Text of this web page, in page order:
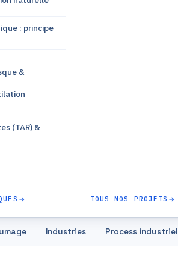
: principe
&
(TAR) &
TOUS NOS PROJETS
Industries Process industriel